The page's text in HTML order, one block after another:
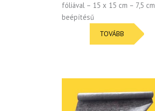
fóliával – 15 x 15 cm – 7,5 cm
beépítésű
TOVÁBB